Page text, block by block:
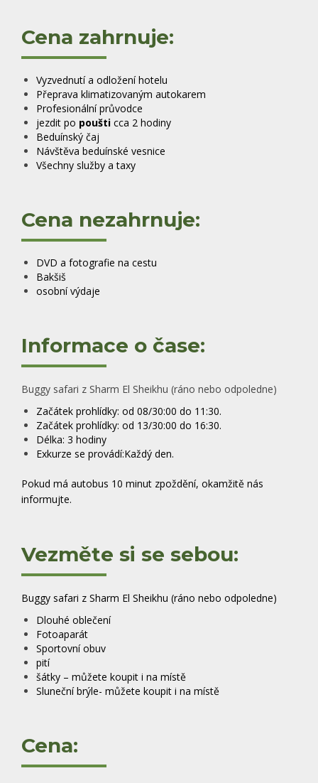
Cena zahrnuje:
Vyzvednutí a odložení hotelu
Přeprava klimatizovaným autokarem
Profesionální průvodce
jezdit po poušti cca 2 hodiny
Beduínský čaj
Návštěva beduínské vesnice
Všechny služby a taxy
Cena nezahrnuje:
DVD a fotografie na cestu
Bakšiš
osobní výdaje
Informace o čase:
Buggy safari z Sharm El Sheikhu (ráno nebo odpoledne)
Začátek prohlídky: od 08/30:00 do 11:30.
Začátek prohlídky: od 13/30:00 do 16:30.
Délka: 3 hodiny
Exkurze se provádí:Každý den.
Pokud má autobus 10 minut zpoždění, okamžitě nás
informujte.
Vezměte si se sebou:
Buggy safari z Sharm El Sheikhu (ráno nebo odpoledne)
Dlouhé oblečení
Fotoaparát
Sportovní obuv
pití
šátky – můžete koupit i na místě
Sluneční brýle- můžete koupit i na místě
Cena: